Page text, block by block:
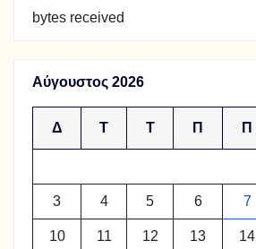
bytes received
Αύγουστος 2026
Δ Τ Τ Π Π
3 4 5 6 7
10 11 12 13 14